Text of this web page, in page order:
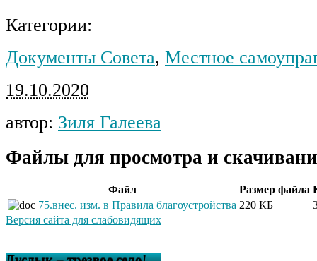
Категории:
Документы Совета, Местное
19.10.2020
автор: Зиля Галеева
Файлы для просмотра и
Файл Размер файла
75.внес. изм. в Правила благоустройства 220 КБ
Версия сайта для слабовидящих